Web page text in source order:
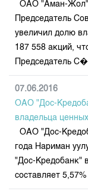
Внутренний
Комитеты
Участники
Наши партнеры
Cтратегия
Контакты
Листинг
Центр
Тарифы
Аналитика
Финансовый
Пресс-клуб
25 лет ЗАО
Биржевая
Центр
Итоги
Архив торгов
Индекс и
Котировки
Котировки по
Расписание
Результаты
Объем ГЦБ в
Учебный
План работы
ОАО "Аман-Жол"
Председатель
увеличил долю
187 558 акций,
Председатель
07.06.2016
ОАО "Дос-
владельца
ОАО "Дос-
года Нариман
"Дос-Кредобанк"
составляет